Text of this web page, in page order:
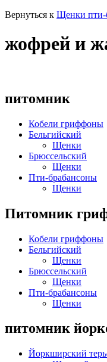
Вернуться к Щенки пти-
жофрей и
питомник
Кобели гриффоны
Бельгийский
Щенки
Брюссельский
Щенки
Пти-брабансоны
Щенки
Питомник
Кобели гриффоны
Бельгийский
Щенки
Брюссельский
Щенки
Пти-брабансоны
Щенки
питомник
Йоркширский